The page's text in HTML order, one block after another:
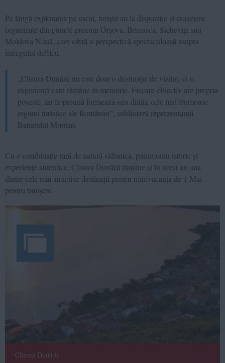
Pe lângă explorarea pe uscat, turiștii au la dispoziție și croaziere
organizate din puncte precum Orșova, Berzasca, Sichevița sau
Moldova Nouă, care oferă o perspectivă spectaculoasă asupra
întregului defileu.
„Clisura Dunării nu este doar o destinație de vizitat, ci o
experiență care rămâne în memorie. Fiecare obiectiv are propria
poveste, iar împreună formează una dintre cele mai frumoase
regiuni turistice ale României”, subliniază reprezentanții
Banatului Montan.
Cu o combinație rară de natură sălbatică, patrimoniu istoric și
experiențe autentice, Clisura Dunării rămâne și în acest an una
dintre cele mai atractive destinații pentru minivacanța de 1 Mai
pentru timișeni.
Clisura Dunării